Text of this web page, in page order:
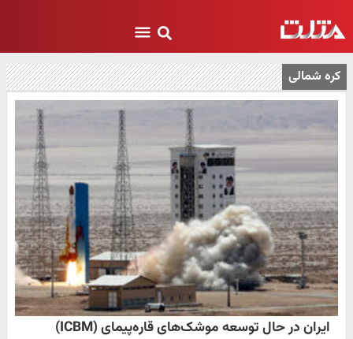
کره شمالی
ایران در حال توسعه موشک‌های قاره‌پیمای (ICBM)